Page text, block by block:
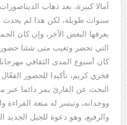
آمالا كبيرة، بعد ذهاب
سنوات طويلة، لكن هذا لم يحدث
يعرفها البعض الآخر، وإن كان
التي تحضر وتغيب متى شئنا
كان أسبوع المدى الثقافي
فخري كريم، تأكيدا للحضور الفعّال
البحث عن القارئ يمر دائما
ووجدانه، وتيسر له متعة القراءة
والرفيع، وهو دعوة للجيل الجديد